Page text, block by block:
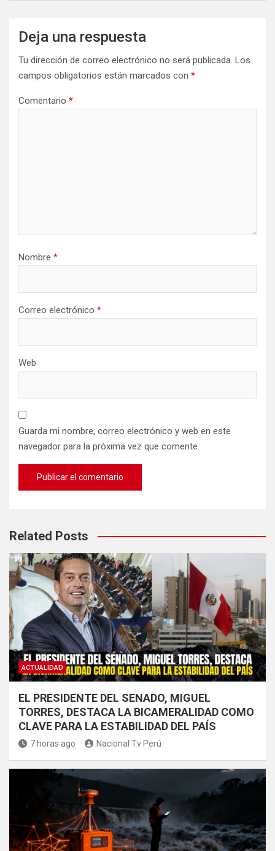
Deja una respuesta
Tu dirección de correo electrónico no será publicada. Los
campos obligatorios están marcados con *
Comentario *
Nombre *
Correo electrónico *
Web
Guarda mi nombre, correo electrónico y web en este
navegador para la próxima vez que comente.
Related Posts
ACTUALIDAD
EL PRESIDENTE DEL SENADO, MIGUEL
TORRES, DESTACA LA BICAMERALIDAD COMO
CLAVE PARA LA ESTABILIDAD DEL PAÍS
7 horas ago Nacional Tv Perú